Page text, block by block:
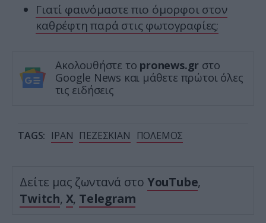
Γιατί φαινόμαστε πιο όμορφοι στον
καθρέφτη παρά στις φωτογραφίες;
Ακολουθήστε το pronews.gr στο
Google News και μάθετε πρώτοι όλες
τις ειδήσεις
TAGS: ΙΡΑΝ ΠΕΖΕΣΚΙΑΝ ΠΟΛΕΜΟΣ
Δείτε μας ζωντανά στο YouTube,
Twitch, X, Telegram